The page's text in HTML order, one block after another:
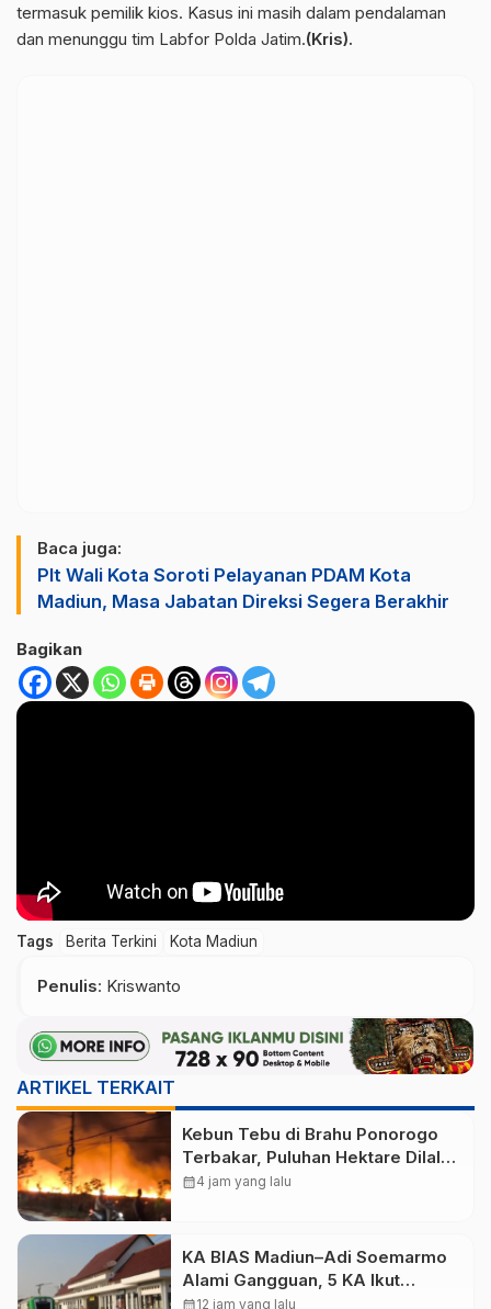
termasuk pemilik kios. Kasus ini masih dalam pendalaman
dan menunggu tim Labfor Polda Jatim.(Kris).
Baca juga:
Plt Wali Kota Soroti Pelayanan PDAM Kota
Madiun, Masa Jabatan Direksi Segera Berakhir
Bagikan
Tags Berita Terkini Kota Madiun
Penulis: Kriswanto
ARTIKEL TERKAIT
Kebun Tebu di Brahu Ponorogo
Terbakar, Puluhan Hektare Dilalap
Api
calendar_month4 jam yang lalu
KA BIAS Madiun–Adi Soemarmo
Alami Gangguan, 5 KA Ikut
Terdampak
calendar_month12 jam yang lalu